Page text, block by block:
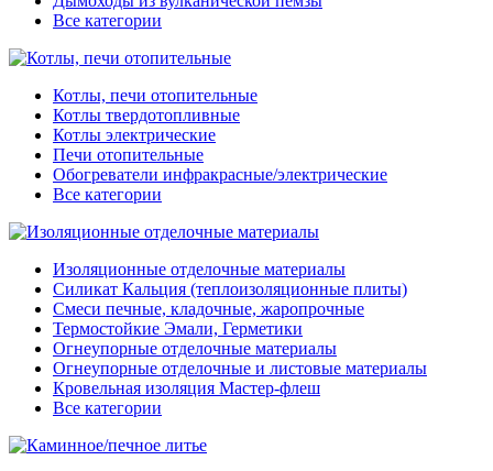
Все категории
Котлы, печи отопительные
Котлы твердотопливные
Котлы электрические
Печи отопительные
Обогреватели инфракрасные/электрические
Все категории
Изоляционные отделочные материалы
Силикат Кальция (теплоизоляционные плиты)
Смеси печные, кладочные, жаропрочные
Термостойкие Эмали, Герметики
Огнеупорные отделочные материалы
Огнеупорные отделочные и листовые материалы
Кровельная изоляция Мастер-флеш
Все категории